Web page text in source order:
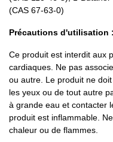
(CAS 67-63-0)
Précautions d'utilisation :
Ce produit est interdit aux
cardiaques. Ne pas
ou autre. Le produit ne
les yeux ou de tout autre
à grande eau et contacter
produit est inflammable.
chaleur ou de flammes.